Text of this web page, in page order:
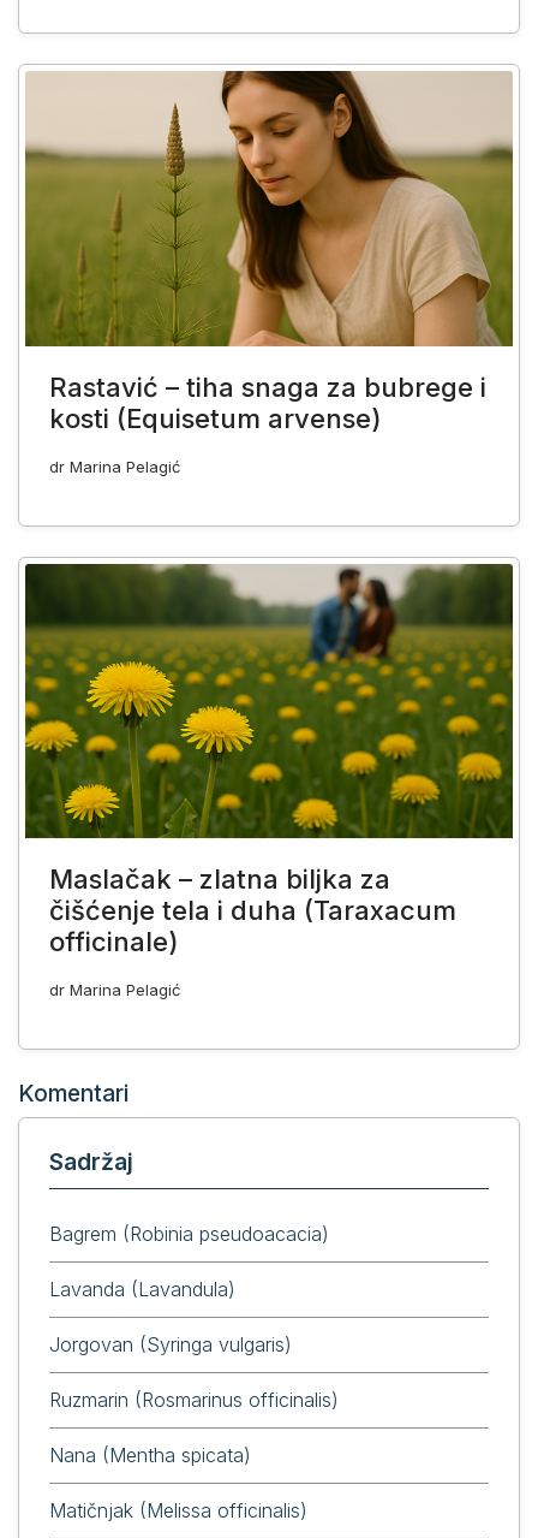
Rastavić – tiha snaga za bubrege i
kosti (Equisetum arvense)
dr Marina Pelagić
Maslačak – zlatna biljka za
čišćenje tela i duha (Taraxacum
officinale)
dr Marina Pelagić
Komentari
Sadržaj
Bagrem (Robinia pseudoacacia)
Lavanda (Lavandula)
Jorgovan (Syringa vulgaris)
Ruzmarin (Rosmarinus officinalis)
Nana (Mentha spicata)
Matičnjak (Melissa officinalis)